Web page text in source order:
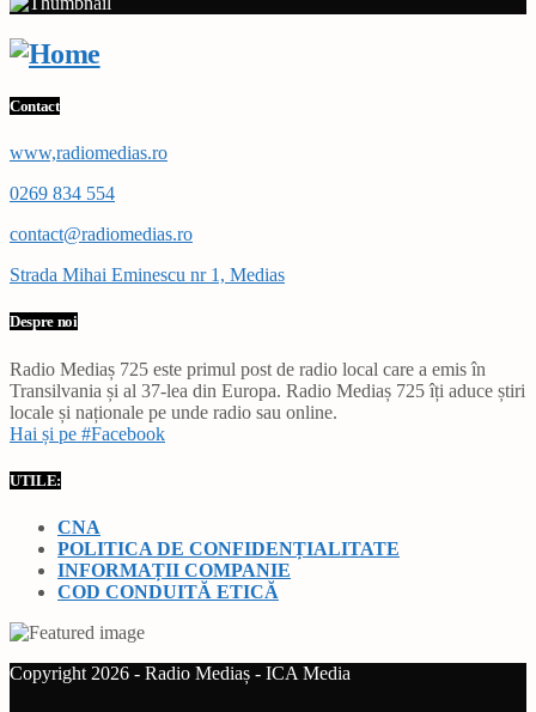
Contact
www,radiomedias.ro
0269 834 554
contact@radiomedias.ro
Strada Mihai Eminescu nr 1, Medias
Despre noi
Radio Mediaș 725 este primul post de radio local care a emis în
Transilvania și al 37-lea din Europa. Radio Mediaș 725 îți aduce știri
locale și naționale pe unde radio sau online.
Hai și pe #Facebook
UTILE:
CNA
POLITICA DE CONFIDENȚIALITATE
INFORMAȚII COMPANIE
COD CONDUITĂ ETICĂ
Copyright 2026 - Radio Mediaș - ICA Media